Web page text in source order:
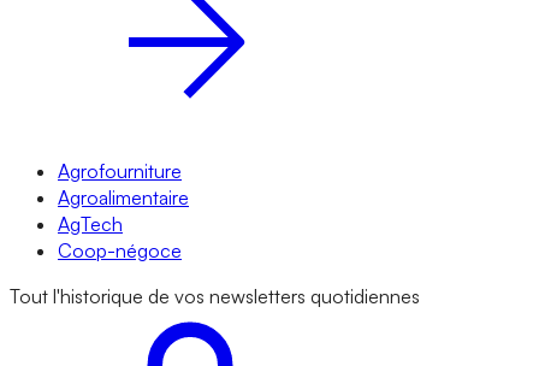
Agrofourniture
Agroalimentaire
AgTech
Coop-négoce
Tout l'historique de vos newsletters quotidiennes